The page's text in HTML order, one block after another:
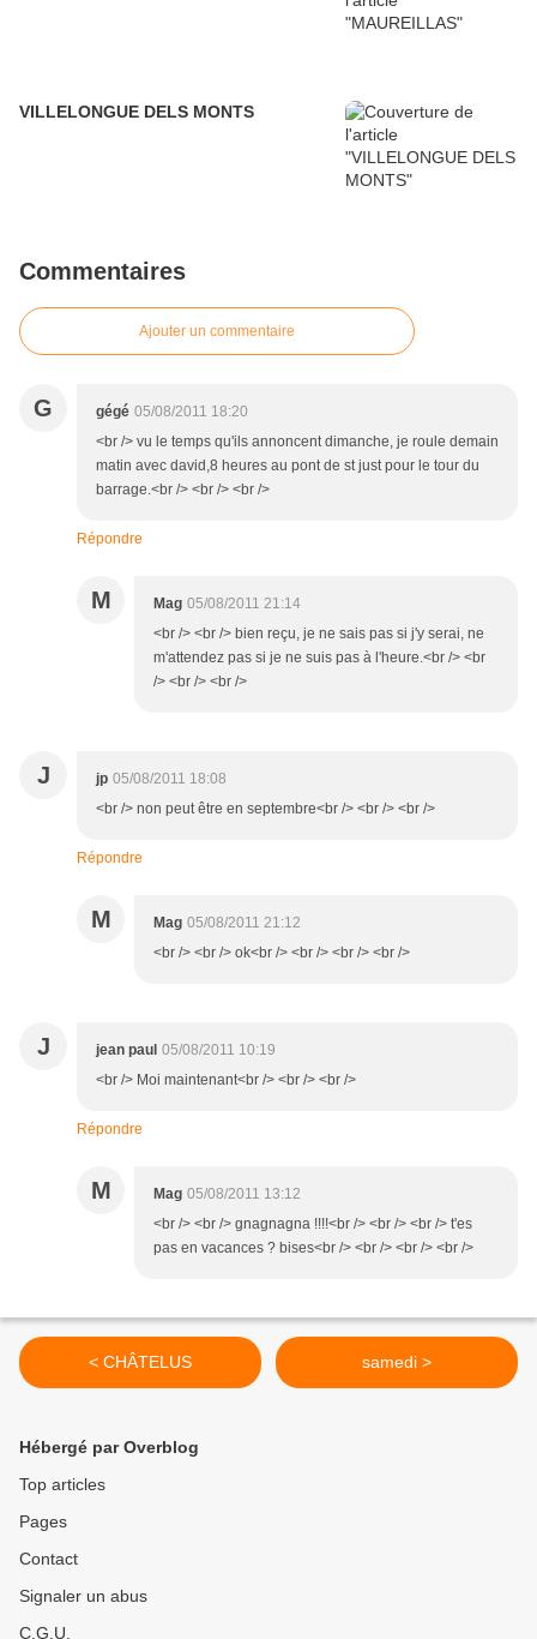
VILLELONGUE DELS MONTS
Commentaires
Ajouter un commentaire
G gégé 05/08/2011 18:20
<br /> vu le temps qu'ils annoncent dimanche, je roule demain
matin avec david,8 heures au pont de st just pour le tour du
barrage.<br /> <br /> <br />
Répondre
M Mag 05/08/2011 21:14
<br /> <br /> bien reçu, je ne sais pas si j'y serai, ne
m'attendez pas si je ne suis pas à l'heure.<br /> <br
/> <br /> <br />
J jp 05/08/2011 18:08
<br /> non peut être en septembre<br /> <br /> <br />
Répondre
M Mag 05/08/2011 21:12
<br /> <br /> ok<br /> <br /> <br /> <br />
J jean paul 05/08/2011 10:19
<br /> Moi maintenant<br /> <br /> <br />
Répondre
M Mag 05/08/2011 13:12
<br /> <br /> gnagnagna !!!!<br /> <br /> <br /> t'es
pas en vacances ? bises<br /> <br /> <br /> <br />
< CHÂTELUS samedi >
Hébergé par Overblog
Top articles
Pages
Contact
Signaler un abus
C.G.U.